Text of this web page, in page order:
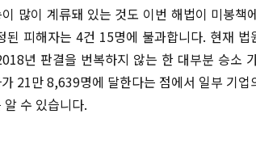
많이 계류돼 있는 것도 이번 해법이 미봉
된 피해자는 4건 15명에 불과합니다. 현재
년 판결을 번복하지 않는 한 대부분 승소
21만 8,639명에 달한다는 점에서 일부 기
수 있습니다.